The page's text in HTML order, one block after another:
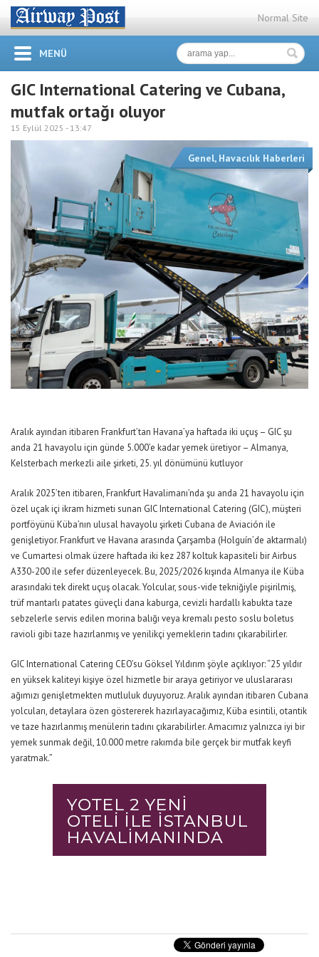
Normal Site
MENÜ
GIC International Catering ve Cubana,
mutfak ortağı oluyor
15 Eylül 2025 - 13:47
Genel, Havacılık Haberleri
Aralık ayından itibaren Frankfurt’tan Havana’ya haftada iki uçuş – GIC şu
anda 21 havayolu için günde 5.000’e kadar yemek üretiyor – Almanya,
Kelsterbach merkezli aile şirketi, 25. yıl dönümünü kutluyor
Aralık 2025’ten itibaren, Frankfurt Havalimanı’nda şu anda 21 havayolu için
özel uçak içi ikram hizmeti sunan GIC International Catering (GIC), müşteri
portföyünü Küba’nın ulusal havayolu şirketi Cubana de Aviación ile
genişletiyor. Frankfurt ve Havana arasında Çarşamba (Holguín’de aktarmalı)
ve Cumartesi olmak üzere haftada iki kez 287 koltuk kapasiteli bir Airbus
A330-200 ile sefer düzenleyecek. Bu, 2025/2026 kışında Almanya ile Küba
arasındaki tek direkt uçuş olacak. Yolcular, sous-vide tekniğiyle pişirilmiş,
trüf mantarlı patates güveçli dana kaburga, cevizli hardallı kabukta taze
sebzelerle servis edilen morina balığı veya kremalı pesto soslu boletus
ravioli gibi taze hazırlanmış ve yenilikçi yemeklerin tadını çıkarabilirler.
GIC International Catering CEO’su Göksel Yıldırım şöyle açıklıyor: “25 yıldır
en yüksek kaliteyi kişiye özel hizmetle bir araya getiriyor ve uluslararası
ağımızı genişletmekten mutluluk duyuyoruz. Aralık ayından itibaren Cubana
yolcuları, detaylara özen göstererek hazırlayacağımız, Küba esintili, otantik
ve taze hazırlanmış menülerin tadını çıkarabilirler. Amacımız yalnızca iyi bir
yemek sunmak değil, 10.000 metre rakımda bile gerçek bir mutfak keyfi
yaratmak.”